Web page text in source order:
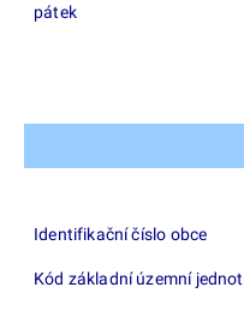
pátek
Identifikační číslo obce
Kód základní územní